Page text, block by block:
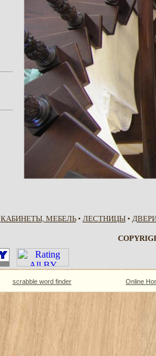
КАБИНЕТЫ, МЕБЕЛЬ• ЛЕСТНИЦЫ•
scrabble word finder Online